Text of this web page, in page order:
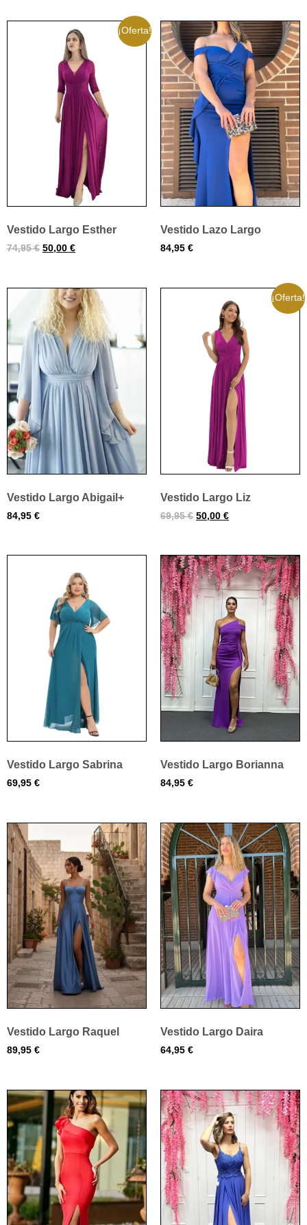
¡Oferta!
Vestido Largo Esther
74,95€ 50,00 €
Vestido Lazo Largo
84,95 €
Vestido Largo Abigail+
84,95 €
¡Oferta!
Vestido Largo Liz
69,95€ 50,00 €
Vestido Largo Sabrina
69,95 €
Vestido Largo Borianna
84,95 €
Vestido Largo Raquel
89,95 €
Vestido Largo Daira
64,95 €